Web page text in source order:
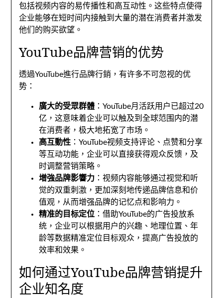
包括视频内容的易传播性和高互动性 。这些特点使得
企业能够在短时间内接触到大量的潜在消费者并激发
他们的购买欲望 。
YouTube品牌营销的优势
透過YouTube進行品牌行銷，有许多不可忽视的优
势 ：
廣大的受眾群體 ：YouTube月活跃用户已超过20
亿 ，这意味着企业可以触及到全球范围内的潜
在消费者 ，极大地拓宽了市场 。
高互動性 ：YouTube视频支持评论 、 点赞和分享
等互动功能 ，企业可以直接获得观众反馈 ， 及
时调整营销策略 。
增強品牌影響力 ：视频内容能够通过视觉和听
觉的双重刺激 ， 更加深刻地传递品牌信息和价
值观 ， 从而增强品牌的记忆点和影响力 。
精准的目标定位 ：借助YouTube的广告投放系
统 ，企业可以根据用户的兴趣 、地理位置 、年
龄等数据精准定位目标观众 ，提高广告投放的
效率和效果 。
如何通过YouTube品牌营销提升
企业知名度